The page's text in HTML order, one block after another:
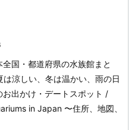
国・都道府県の水族館まと
は涼しい、冬は温かい、雨の日
お出かけ・デートスポット /
in Japan 〜住所、地図、